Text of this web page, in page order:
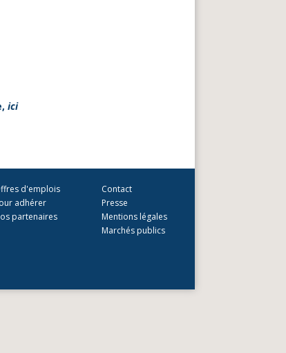
ici
Contact
Presse
Mentions légales
Marchés publics
d'emplois
adhérer
partenaires